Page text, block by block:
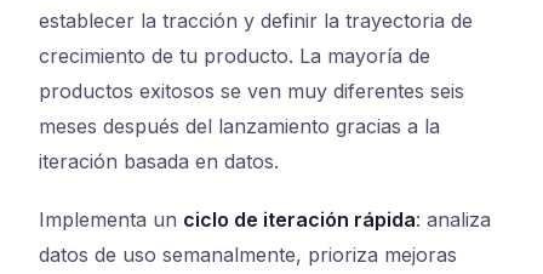
establecer la tracción y definir la trayectoria de
crecimiento de tu producto. La mayoría de
productos exitosos se ven muy diferentes seis
meses después del lanzamiento gracias a la
iteración basada en datos.
Implementa un ciclo de iteración rápida: analiza
datos de uso semanalmente, prioriza mejoras